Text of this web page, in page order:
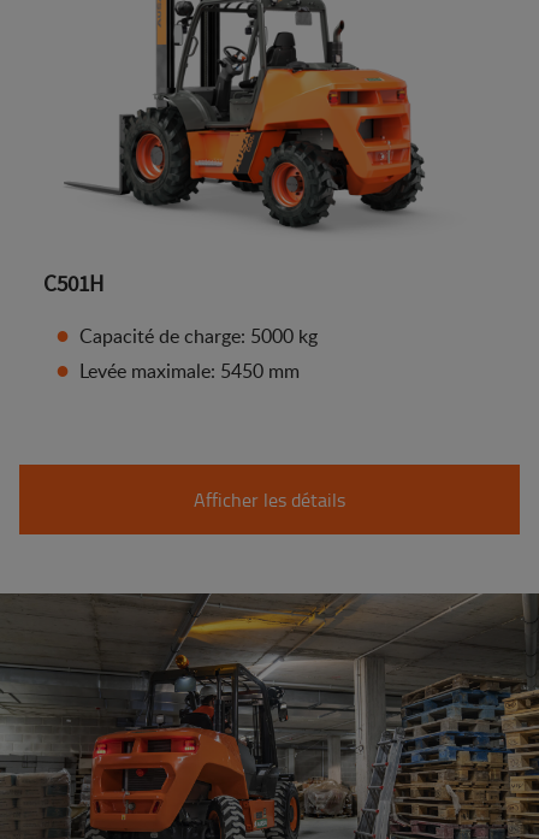
C501H
Capacité de charge: 5000 kg
Levée maximale: 5450 mm
Afficher les détails